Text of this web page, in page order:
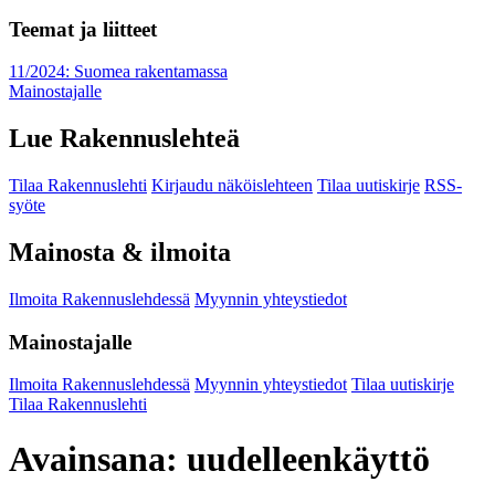
Teemat ja liitteet
11/2024: Suomea rakentamassa
Mainostajalle
Lue Rakennuslehteä
Tilaa Rakennuslehti Kirjaudu näköislehteen Tilaa uutiskirje RSS-
syöte
Mainosta & ilmoita
Ilmoita Rakennuslehdessä Myynnin yhteystiedot
Mainostajalle
Ilmoita Rakennuslehdessä Myynnin yhteystiedot Tilaa uutiskirje
Tilaa Rakennuslehti
Avainsana: uudelleenkäyttö